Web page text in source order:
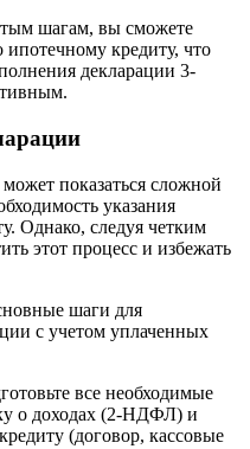
шагам, вы сможете
кредиту, что
декларации 3-
показаться сложной
указания
Однако, следуя четким
этот процесс и избежать
шаги для
с учетом уплаченных
все необходимые
о доходах (2-НДФЛ) и
(договор, кассовые